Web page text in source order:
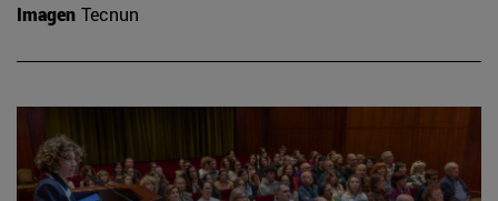
Imagen Tecnun